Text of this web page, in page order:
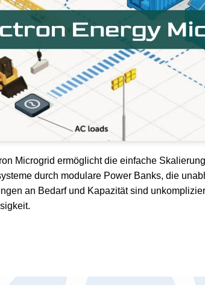
Microgrid ermöglicht die einfache
durch modulare Power Banks, die
an Bedarf und Kapazität sind